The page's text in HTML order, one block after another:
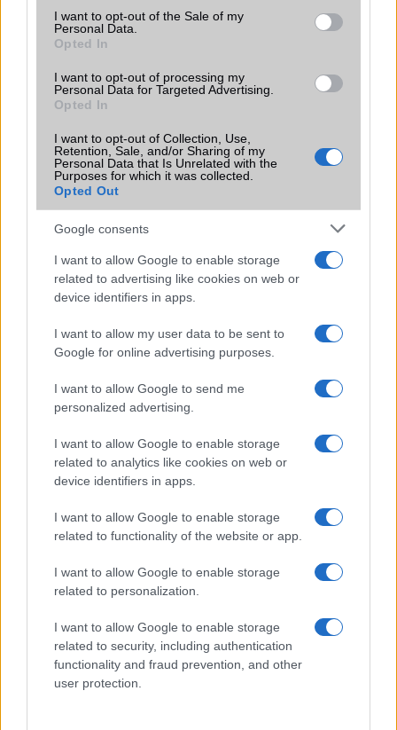
consent section.
I want to opt-out of the Sale of my
Personal Data.
Opted In
I want to opt-out of processing my
Personal Data for Targeted Advertising.
Opted In
I want to opt-out of Collection, Use,
Retention, Sale, and/or Sharing of my
Personal Data that Is Unrelated with the
Purposes for which it was collected.
Opted Out
Google consents
I want to allow Google to enable storage
related to advertising like cookies on web or
device identifiers in apps.
I want to allow my user data to be sent to
Google for online advertising purposes.
I want to allow Google to send me
personalized advertising.
I want to allow Google to enable storage
related to analytics like cookies on web or
device identifiers in apps.
I want to allow Google to enable storage
related to functionality of the website or app.
I want to allow Google to enable storage
related to personalization.
I want to allow Google to enable storage
related to security, including authentication
functionality and fraud prevention, and other
user protection.
2026.07.12| Android Central
Az Edge Panel az egyik leghasznosabb funkció, amely
jelentősen felgyorsítja a mindennapi használatot,
miközben a Pixel telefonokból továbbra is hiányzik.
KAPCSOLÓDÓ HÍREK
Android 4.2 Jelly Bean: mik az újdonságok?
A kínaiak tovább támadnak, itt a Redmi Note 4
A Google Chrome új biztonsági ellenőrzése a nem kívánt
webes értesítések megszüntetésére összpontosít
Így változtatja meg a jelszókezelésünket ez az újítás
technológiában
Ezek az iPhone-ok, iPadek és Macek már nem kapják meg
az iOS 26-ot és társait
Az Apple új AI modellje forradalmasíthatja a kódgenerálást
a diffúziós architektúra alkalmazásával
Apple Watch Series 11, Ultra 3 és SE 3: Mit várhatunk és
mikor érdemes vásárolni
További hírek
LEGOLVASOTTABBAK